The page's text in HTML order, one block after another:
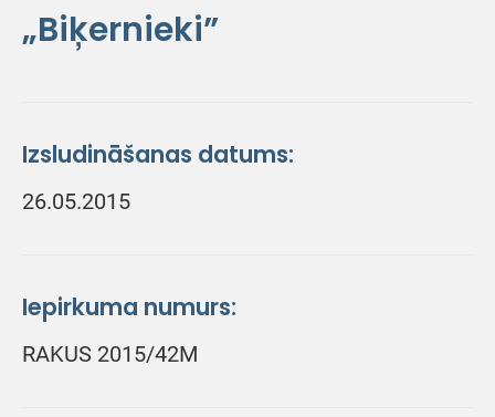
„Biķernieki”
Izsludināšanas datums:
26.05.2015
Iepirkuma numurs:
RAKUS 2015/42M